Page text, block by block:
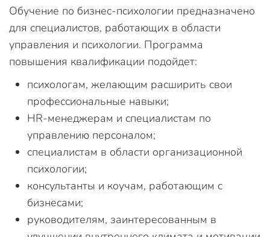
Обучение по бизнес-психологии предназначено
для специалистов, работающих в области
управления и психологии. Программа
повышения квалификации подойдет:
психологам, желающим расширить свои
профессиональные навыки;
HR-менеджерам и специалистам по
управлению персоналом;
специалистам в области организационной
психологии;
консультанты и коучам, работающим с
бизнесами;
руководителям, заинтересованным в